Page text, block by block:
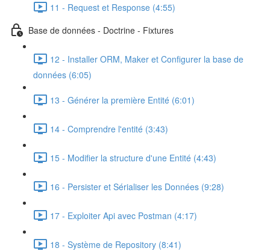
11 - Request et Response (4:55)
Base de données - Doctrine - Fixtures
12 - Installer ORM, Maker et Configurer la base de
données (6:05)
13 - Générer la première Entité (6:01)
14 - Comprendre l'entité (3:43)
15 - Modifier la structure d'une Entité (4:43)
16 - Persister et Sérialiser les Données (9:28)
17 - Exploiter Api avec Postman (4:17)
18 - Système de Repository (8:41)